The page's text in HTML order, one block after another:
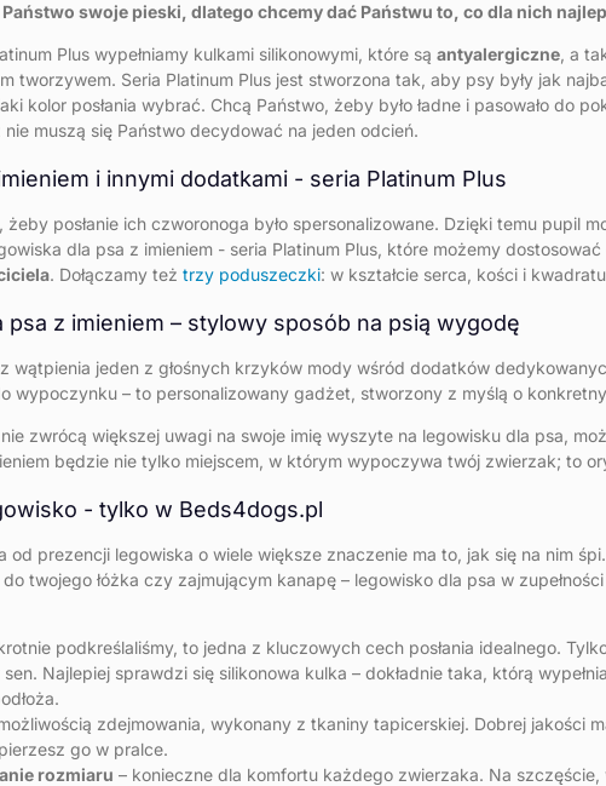
swoje pieski, dlatego chcemy dać Państwu to, co dla nich
Plus wypełniamy kulkami silikonowymi, które są antyalergiczne , a
tworzywem. Seria Platinum Plus jest stworzona tak, aby psy były jak
kolor posłania wybrać. Chcą Państwo, żeby było ładne i pasowało do
muszą się Państwo decydować na jeden odcień.
i innymi dodatkami - seria Platinum Plus
żeby posłanie ich czworonoga było spersonalizowane. Dzięki temu
dla psa z imieniem - seria Platinum Plus, które możemy
. Dołączamy też trzy poduszeczki: w kształcie serca, kości i
psa z imieniem – stylowy sposób na psią wygodę
wątpienia jeden z głośnych krzyków mody wśród dodatków
wypoczynku – to personalizowany gadżet, stworzony z myślą o
zwrócą większej uwagi na swoje imię wyszyte na legowisku dla psa,
będzie nie tylko miejscem, w którym wypoczywa twój zwierzak; to
- tylko w Beds4dogs.pl
od prezencji legowiska o wiele większe znaczenie ma to, jak się na nim
twojego łóżka czy zajmującym kanapę – legowisko dla psa w
podkreślaliśmy, to jedna z kluczowych cech posłania idealnego.
Najlepiej sprawdzi się silikonowa kulka – dokładnie taka, którą
zdejmowania, wykonany z tkaniny tapicerskiej. Dobrej jakości
go w pralce.
rozmiaru – konieczne dla komfortu każdego zwierzaka. Na